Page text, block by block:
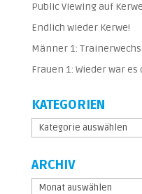
Public Viewing auf
Endlich wieder Kerwe!
Männer 1:
Frauen 1: Wieder war
KATEGORIEN
Kategorien
ARCHIV
Archiv